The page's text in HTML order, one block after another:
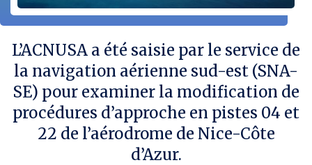
o
o
k
d
i
n
e
r
L’ACNUSA a été saisie par le service de
la navigation aérienne sud-est (SNA-
SE) pour examiner la modification de
procédures d’approche en pistes 04 et
22 de l’aérodrome de Nice-Côte
d’Azur.